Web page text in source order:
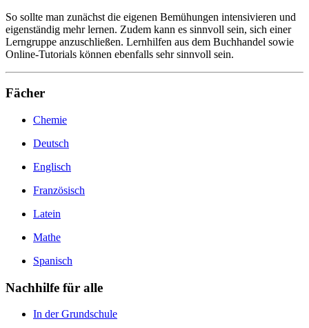
So sollte man zunächst die eigenen Bemühungen intensivieren und
eigenständig mehr lernen. Zudem kann es sinnvoll sein, sich einer
Lerngruppe anzuschließen. Lernhilfen aus dem Buchhandel sowie
Online-Tutorials können ebenfalls sehr sinnvoll sein.
Fächer
Chemie
Deutsch
Englisch
Französisch
Latein
Mathe
Spanisch
Nachhilfe für alle
In der Grundschule